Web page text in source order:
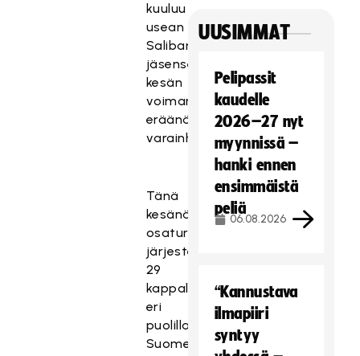
kuuluu
usean
Salibandyliiton
jäsenseuran
kesän
voimanponnistuksiin
eräänä
varainhankintamuotona.
Tänä
kesänä
osaturnauksia
järjestettiin
29
kappaletta
eri
puolilla
Suomea
UUSIMMAT
Pelipassit
kaudelle
2026–27 nyt
myynnissä –
hanki ennen
ensimmäistä
peliä
06.08.2026
“Kannustava
ilmapiiri
syntyy